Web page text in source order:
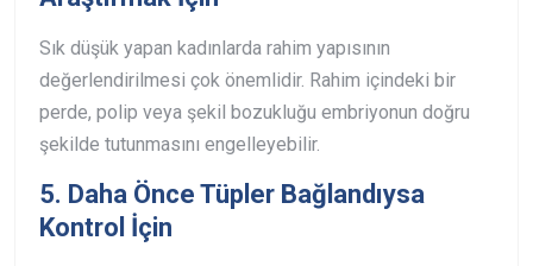
Sık düşük yapan kadınlarda rahim yapısının
değerlendirilmesi çok önemlidir. Rahim içindeki bir
perde, polip veya şekil bozukluğu embriyonun doğru
şekilde tutunmasını engelleyebilir.
5. Daha Önce Tüpler Bağlandıysa
Kontrol İçin